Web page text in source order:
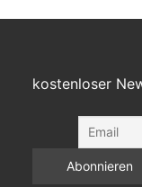
kostenloser